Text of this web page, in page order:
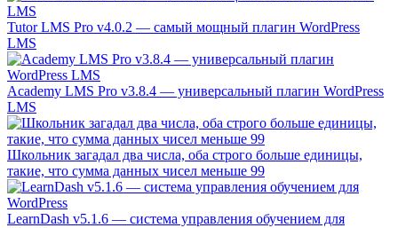
Tutor LMS Pro v4.0.2 — самый мощный плагин WordPress
LMS
Academy LMS Pro v3.8.4 — универсальный плагин WordPress
LMS
Школьник загадал два числа, оба строго больше единицы,
такие, что сумма данных чисел меньше 99
LearnDash v5.1.6 — система управления обучением для